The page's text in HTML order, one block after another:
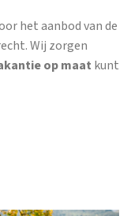
het aanbod van de
Wij zorgen
op maat kunt